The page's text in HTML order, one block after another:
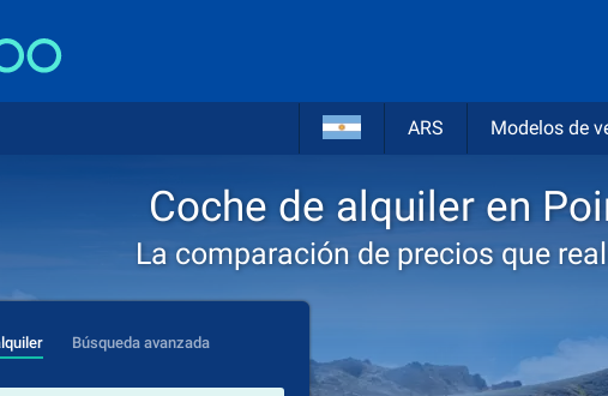
ARS Modelos de
Coche de alquiler en
La comparación de precios que
Búsqueda avanzada